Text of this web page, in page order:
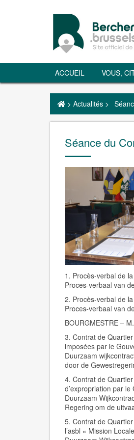
ACCUEIL VOUS,
> Actualités >
Séance du
1. Procès-verbal de
Proces-verbaal van
2. Procès-verbal de
Proces-verbaal van
BOURGMESTRE –
3. Contrat de
imposées par le
Duurzaam
door de
4. Contrat de
d’expropriation par
Duurzaam
Regering om de
5. Contrat de
l’asbl « Mission